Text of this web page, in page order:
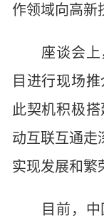
作领域向高新
座谈会上，
目进行现场
此契机积极
动互联互通走
实现发展和繁
目前，中